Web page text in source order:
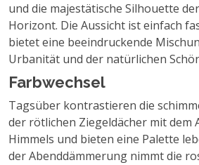
und die majestätische Silhouette
Horizont. Die Aussicht ist einfach
bietet eine beeindruckende
Urbanität und der natürlichen
Farbwechsel
Tagsüber kontrastieren die
der rötlichen Ziegeldächer mit dem
Himmels und bieten eine Palette
der Abenddämmerung nimmt die